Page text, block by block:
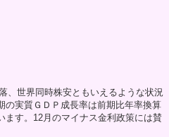
、世界同時株安ともいえるような状況
の実質ＧＤＰ成長率は前期比年率換算
ます。12月のマイナス金利政策には賛